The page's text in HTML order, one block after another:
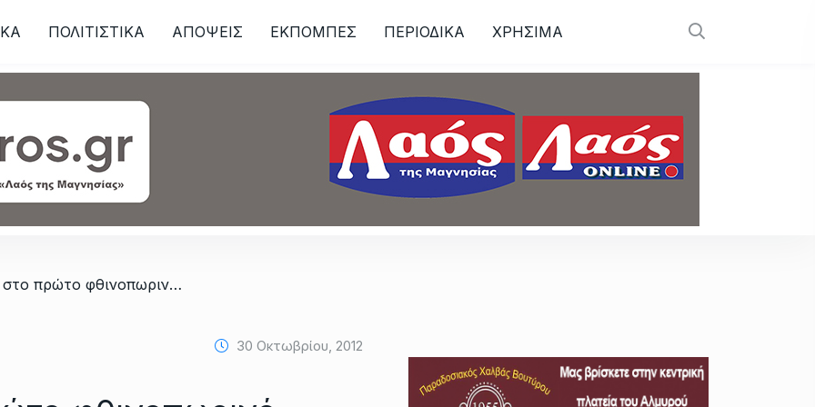
ΠΟΛΙΤΙΣΤΙΚΑ ΑΠΟΨΕΙΣ ΕΚΠΟΜΠΕΣ ΠΕΡΙΟΔΙΚΑ ΧΡΗΣΙΜΑ
/ Οι Μαχήτες στο πρώτο φθινοπωρινό σεμινάριο KYOKUSHIN KARATE
30 Οκτωβρίου, 2012